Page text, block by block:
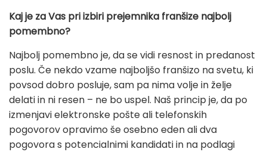
Kaj je za Vas pri izbiri prejemnika franšize najbolj
pomembno?
Najbolj pomembno je, da se vidi resnost in predanost
poslu. Če nekdo vzame najboljšo franšizo na svetu, ki
povsod dobro posluje, sam pa nima volje in želje
delati in ni resen – ne bo uspel. Naš princip je, da po
izmenjavi elektronske pošte ali telefonskih
pogovorov opravimo še osebno eden ali dva
pogovora s potencialnimi kandidati in na podlagi